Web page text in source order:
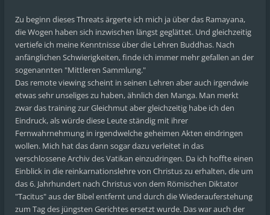
Zu beginn dieses Threats ärgerte ich mich ja über das Ramayana,
die Wogen haben sich inzwischen längst geglättet. Und gleichzeitig
vertiefe ich meine Kenntnisse über die Lehren Buddhas. Nach
anfänglichen Schwierigkeiten, finde ich immer mehr gefallen an der
sogenannten "Mittleren Sammlung."
Das remote viewing scheint in seinen Lehren aber auch irgendwie
etwas sehr unseliges zu haben, ähnlich den Manga. Man merkt
zwar das training zur Gleichmut aber gleichzeitig habe ich den
Eindruck, als würde diese Leute ständig mit ihrer
Fernwahrnehmung in irgendwelche geheimen Akten eindringen
wollen. Mich hat das dann sogar dazu verleitet in das
verschlossene Archiv des Vatikan einzudringen. Da ich hoffte einen
Einblick in die reinkarnationslehre von Christus zu erhalten, die um
das 6. Jahrhundert nach Christus von dem Römischen Diktator
"Tacitus" aus der Bibel entfernt und durch die Wiederauferstehung
zum Tag des jüngsten Gerichtes ersetzt wurde. Das war auch der